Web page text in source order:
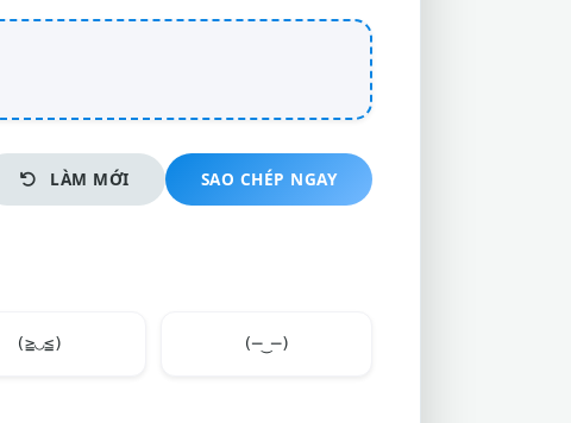
LÀM MỚI SAO CHÉP NGAY
(≧◡≦) (─‿─)